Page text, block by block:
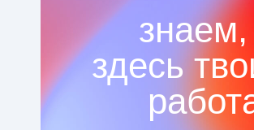
знаем,
здесь